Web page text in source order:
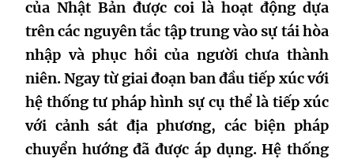
của Nhật Bản được coi là hoạt động dựa
trên các nguyên tắc tập trung vào sự tái hòa
nhập và phục hồi của người chưa thành
niên. Ngay từ giai đoạn ban đầu tiếp xúc với
hệ thống tư pháp hình sự cụ thể là tiếp xúc
với cảnh sát địa phương, các biện pháp
chuyển hướng đã được áp dụng. Hệ thống